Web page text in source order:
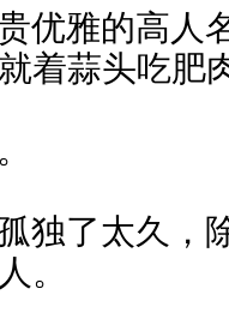
优雅的高人
着蒜头吃肥
独了太久，
。